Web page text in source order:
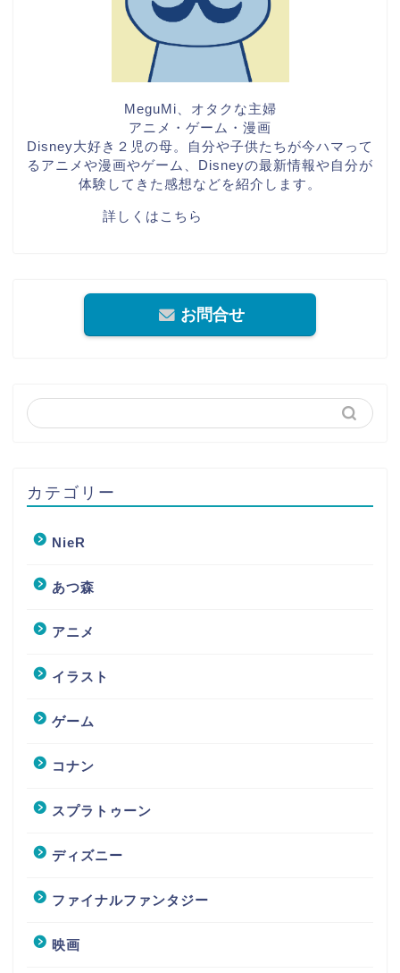
MeguMi、オタクな主婦
アニメ・ゲーム・漫画
Disney大好き２児の母。自分や子供たちが今ハマって
るアニメや漫画やゲーム、Disneyの最新情報や自分が
体験してきた感想などを紹介します。
詳しくはこちら
お問合せ
カテゴリー
NieR
あつ森
アニメ
イラスト
ゲーム
コナン
スプラトゥーン
ディズニー
ファイナルファンタジー
映画